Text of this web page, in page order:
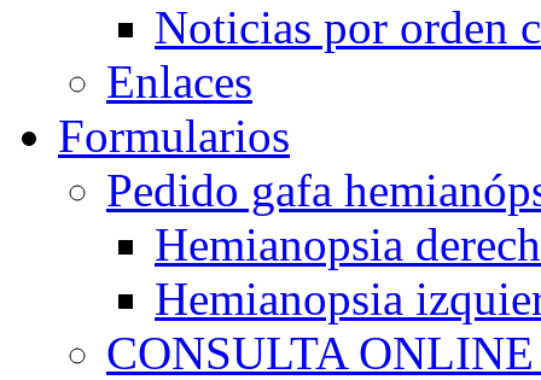
Noticias por orden
Enlaces
Formularios
Pedido gafa
Hemianopsia
Hemianopsia
CONSULTA